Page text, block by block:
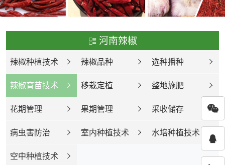
河南辣椒
辣椒种植技术 辣椒品种 选种播种
辣椒育苗技术 移栽定植 整地施肥
花期管理 果期管理 采收储存
病虫害防治 室内种植技术 水培种植技术
空中种植技术